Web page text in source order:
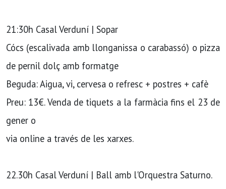
21:30h Casal Verduní | Sopar
Cócs (escalivada amb llonganissa o carabassó) o pizza
de pernil dolç amb formatge
Beguda: Aigua, vi, cervesa o refresc + postres + cafè
Preu: 13€. Venda de tiquets a la farmàcia fins el 23 de
gener o
via online a través de les xarxes.
22.30h Casal Verduní | Ball amb l'Orquestra Saturno.